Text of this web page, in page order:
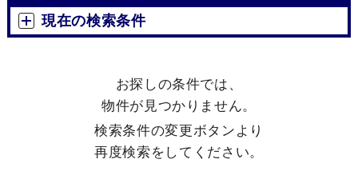
現在の検索条件
お探しの条件では、
物件が見つかりません。
検索条件の変更ボタンより
再度検索をしてください。